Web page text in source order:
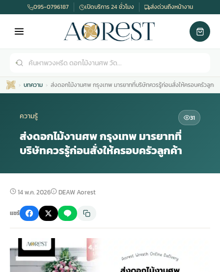
ดอกไม้หน้าศพ
จัดดอกไม้หน้าศพ
ดอกไม้หน้าหีบ
พวงหรีด กรุงเทพ
สั่งพวงหรีด
ร้านพวงหรีด
มรุสีขาว
ไม้หน้าเมรุ
ไม้งานแต่ง
ไม้งานแต่ง ราคาถูก
ไม้งานแต่ง กรุงเทพ
พวงหรีดพัดลม
พวงหรีดพัดลม ราคาถูก
พวงหรีดพัดลม กรุงเทพ
รับจัดงานศพ
รับจัดงานศพ ครบวงจร
รับจัดงานศพ กรุงเทพ
095-0796187 เปิดบริการ 24 ชั่วโมง ส่งด่วนถึงหน้างาน
บทความ ส่งดอกไม้งานศพ กรุงเทพ มารยาทที่บริษัทควรรู้ก่อนสั่งให้ครอบครัวลูกค้า
ความรู้ 31
ส่งดอกไม้งานศพ กรุงเทพ มารยาทที่
บริษัทควรรู้ก่อนสั่งให้ครอบครัวลูกค้า
14 พ.ค. 2026 DEAW Aorest
แชร์